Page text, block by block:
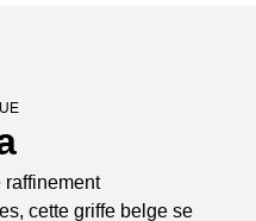
raffinement
cette griffe belge se